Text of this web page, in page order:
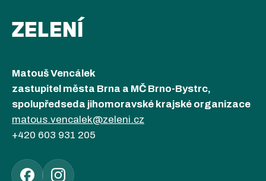
ZELENÍ
Matouš Vencálek
zastupitel města Brna a MČ Brno-Bystrc,
spolupředseda jihomoravské krajské organizace
matous.vencalek@zeleni.cz
+420 603 931 205